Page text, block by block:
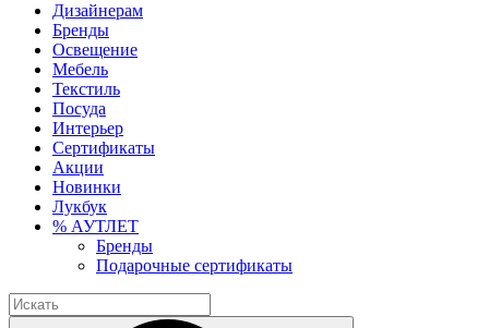
Дизайнерам
Бренды
Освещение
Мебель
Текстиль
Посуда
Интерьер
Сертификаты
Акции
Новинки
Лукбук
% АУТЛЕТ
Бренды
Подарочные сертификаты